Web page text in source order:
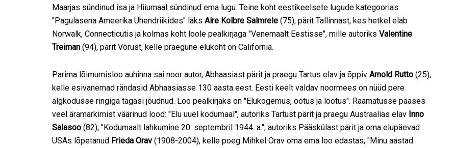
Maarjas sündinud isa ja Hiiumaal sündinud ema lugu. Teine koht eestikeelsete lugude kategoorias
"Pagulasena Ameerika Ühendriikides" läks Aire Kolbre Salmrele (75), pärit Tallinnast, kes hetkel elab
Norwalk, Connecticutis ja kolmas koht loole pealkirjaga "Venemaalt Eestisse", mille autoriks Valentine
Treiman (94), pärit Võrust, kelle praegune elukoht on California.
Parima lõimumisloo auhinna sai noor autor, Abhaasiast pärit ja praegu Tartus elav ja õppiv Arnold Rutto (25),
kelle esivanemad rändasid Abhaasiasse 130 aasta eest. Eesti keelt valdav noormees on nüüd pere
algkodusse ringiga tagasi jõudnud. Loo pealkirjaks on "Elukogemus, ootus ja lootus". Raamatusse pääses
veel äramärkimist väärinud lood: "Elu uuel kodumaal", autoriks Tartust pärit ja praegu Austraalias elav Inno
Salasoo (82); "Kodumaalt lahkumine 20. septembril 1944. a.", autoriks Pääskülast pärit ja oma elupäevad
USAs lõpetanud Frieda Orav (1908-2004), kelle poeg Mihkel Orav oma ema loo edastas; "Minu aastad